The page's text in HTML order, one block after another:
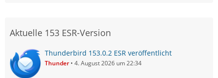
Aktuelle 153 ESR-Version
Thunderbird 153.0.2 ESR veröffentlicht
Thunder 4. August 2026 um 22:34